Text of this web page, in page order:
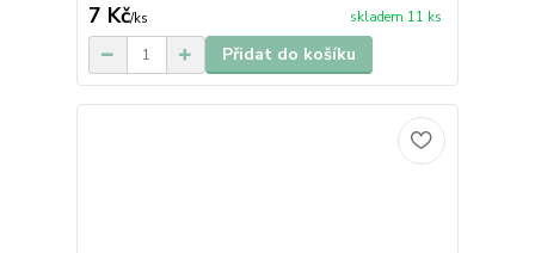
7 Kč/ks skladem 11 ks
Přidat do košíku